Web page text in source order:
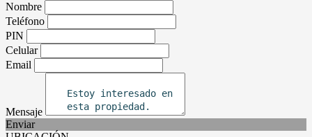
Nombre
Teléfono
PIN
Celular
Email
Mensaje
Enviar